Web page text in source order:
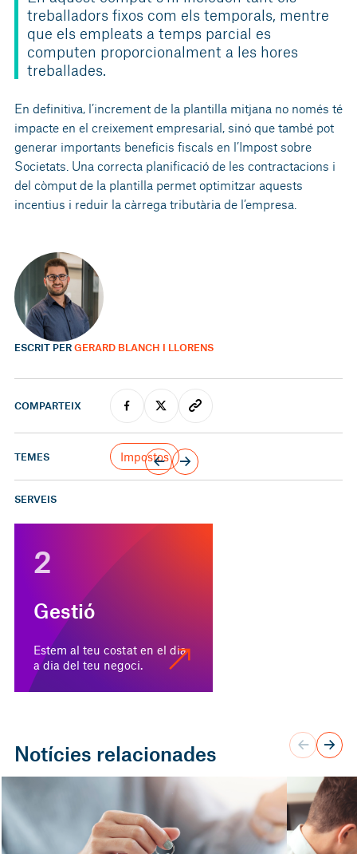
treballadors fixos com els temporals, mentre
que els empleats a temps parcial es
computen proporcionalment a les hores
treballades.
En definitiva, l’increment de la plantilla mitjana no només té
impacte en el creixement empresarial, sinó que també pot
generar importants beneficis fiscals en l’Impost sobre
Societats. Una correcta planificació de les contractacions i
del còmput de la plantilla permet optimitzar aquests
incentius i reduir la càrrega tributària de l’empresa.
ESCRIT PERGERARD BLANCH I LLORENS
COMPARTEIX
TEMES Impostos
SERVEIS
2
Gestió
Estem al teu costat en el dia
a dia del teu negoci.
Notícies relacionades